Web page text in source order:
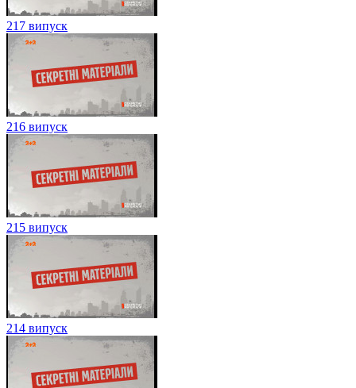
217 випуск
216 випуск
215 випуск
214 випуск